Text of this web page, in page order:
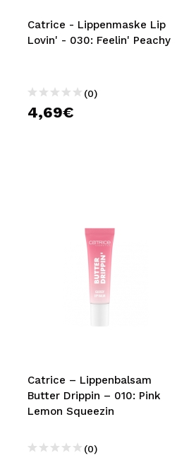
Catrice - Lippenmaske Lip
Lovin' - 030: Feelin' Peachy
(0)
4,69€
Catrice – Lippenbalsam
Butter Drippin – 010: Pink
Lemon Squeezin
(0)